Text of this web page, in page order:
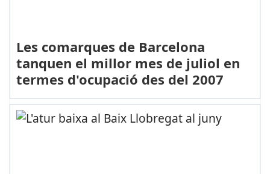
Les comarques de Barcelona
tanquen el millor mes de juliol en
termes d'ocupació des del 2007